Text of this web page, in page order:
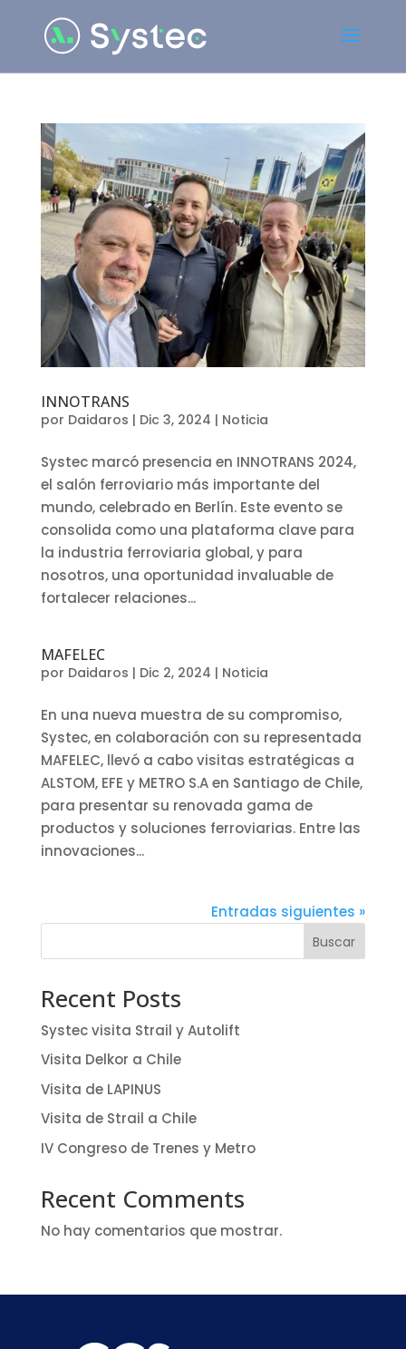
INNOTRANS
por Daidaros | Dic 3, 2024 | Noticia
Systec marcó presencia en INNOTRANS 2024,
el salón ferroviario más importante del
mundo, celebrado en Berlín. Este evento se
consolida como una plataforma clave para
la industria ferroviaria global, y para
nosotros, una oportunidad invaluable de
fortalecer relaciones...
MAFELEC
por Daidaros | Dic 2, 2024 | Noticia
En una nueva muestra de su compromiso,
Systec, en colaboración con su representada
MAFELEC, llevó a cabo visitas estratégicas a
ALSTOM, EFE y METRO S.A en Santiago de Chile,
para presentar su renovada gama de
productos y soluciones ferroviarias. Entre las
innovaciones...
Entradas siguientes »
Buscar
Recent Posts
Systec visita Strail y Autolift
Visita Delkor a Chile
Visita de LAPINUS
Visita de Strail a Chile
IV Congreso de Trenes y Metro
Recent Comments
No hay comentarios que mostrar.